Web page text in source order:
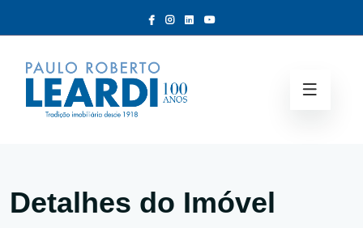
Detalhes do Imóvel